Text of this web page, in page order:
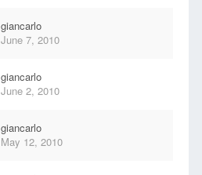
giancarlo
June 7, 2010
giancarlo
June 2, 2010
giancarlo
May 12, 2010